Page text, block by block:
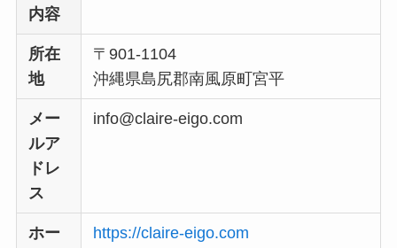
内容
所在
地
〒901-1104
沖縄県島尻郡南風原町宮平
メー
ルア
ドレ
ス
info@claire-eigo.com
ホー
https://claire-eigo.com